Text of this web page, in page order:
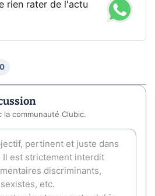
rien rater de l'actu
0
la communauté Clubic.